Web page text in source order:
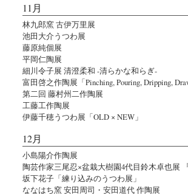
11月
林九郎窯 古伊万里展
池田大介うつわ展
藤原純個展
平岡仁陶展
細川令子展 清澄柔和 -清らかな和らぎ-
富田啓之作陶展「Pinching, Pouring, Dripping,
第二回 藤村州二作陶展
工藤工作陶展
伊藤千穂うつわ展「OLD × NEW」
12月
小島陽介作陶展
陶芸作家三尾忍×盆栽大樹園4代目鈴木卓也展
坂下花子「練り込みのうつわ展」
ななはち窯 安田周司・安田道代 作陶展